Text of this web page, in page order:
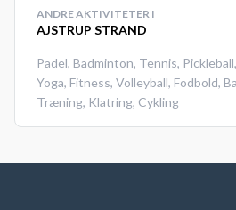
ANDRE AKTIVITETER I
AJSTRUP STRAND
Padel, Badminton, Tennis, Pickleball,
Yoga, Fitness, Volleyball, Fodbold,
Træning, Klatring, Cykling